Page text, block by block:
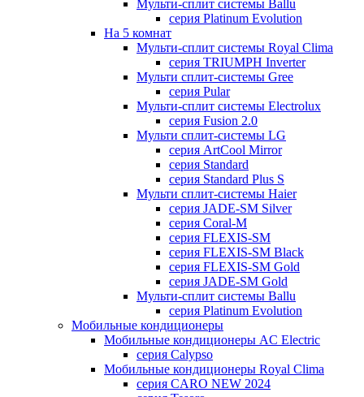
Мульти-сплит системы Ballu
серия Platinum Evolution
На 5 комнат
Мульти-сплит системы Royal Clima
серия TRIUMPH Inverter
Мульти сплит-системы Gree
серия Pular
Мульти-сплит системы Electrolux
серия Fusion 2.0
Мульти сплит-системы LG
серия ArtCool Mirror
серия Standard
серия Standard Plus S
Мульти сплит-системы Haier
серия JADE-SM Silver
серия Coral-M
серия FLEXIS-SM
серия FLEXIS-SM Black
серия FLEXIS-SM Gold
серия JADE-SM Gold
Мульти-сплит системы Ballu
серия Platinum Evolution
Мобильные кондиционеры
Мобильные кондиционеры AC Electric
серия Calypso
Мобильные кондиционеры Royal Clima
серия CARO NEW 2024